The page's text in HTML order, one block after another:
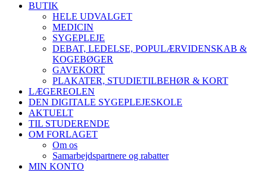
BUTIK
HELE UDVALGET
MEDICIN
SYGEPLEJE
DEBAT, LEDELSE, POPULÆRVIDENSKAB &
KOGEBØGER
GAVEKORT
PLAKATER, STUDIETILBEHØR & KORT
LÆGEREOLEN
DEN DIGITALE SYGEPLEJESKOLE
AKTUELT
TIL STUDERENDE
OM FORLAGET
Om os
Samarbejdspartnere og rabatter
MIN KONTO